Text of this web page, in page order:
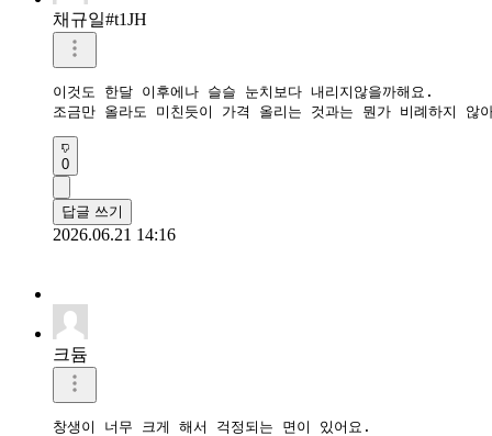
채규일#t1JH
이것도 한달 이후에나 슬슬 눈치보다 내리지않을까해요.
조금만 올라도 미친듯이 가격 올리는 것과는 뭔가 비례하지 않
0
답글 쓰기
2026.06.21 14:16
크듐
창생이 너무 크게 해서 걱정되는 면이 있어요.